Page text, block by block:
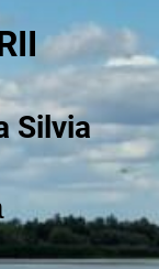
Silvia